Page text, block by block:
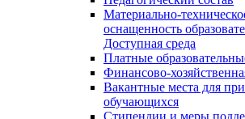
Материально-
оснащенность
Доступная среда
Платные
Финансово-
Вакантные места для
обучающихся
Стипендии и меры